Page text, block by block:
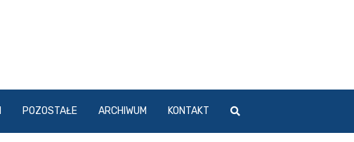
POZOSTAŁE ARCHIWUM KONTAKT